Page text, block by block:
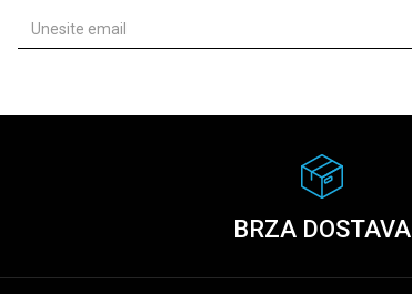
BRZA DOSTAVA